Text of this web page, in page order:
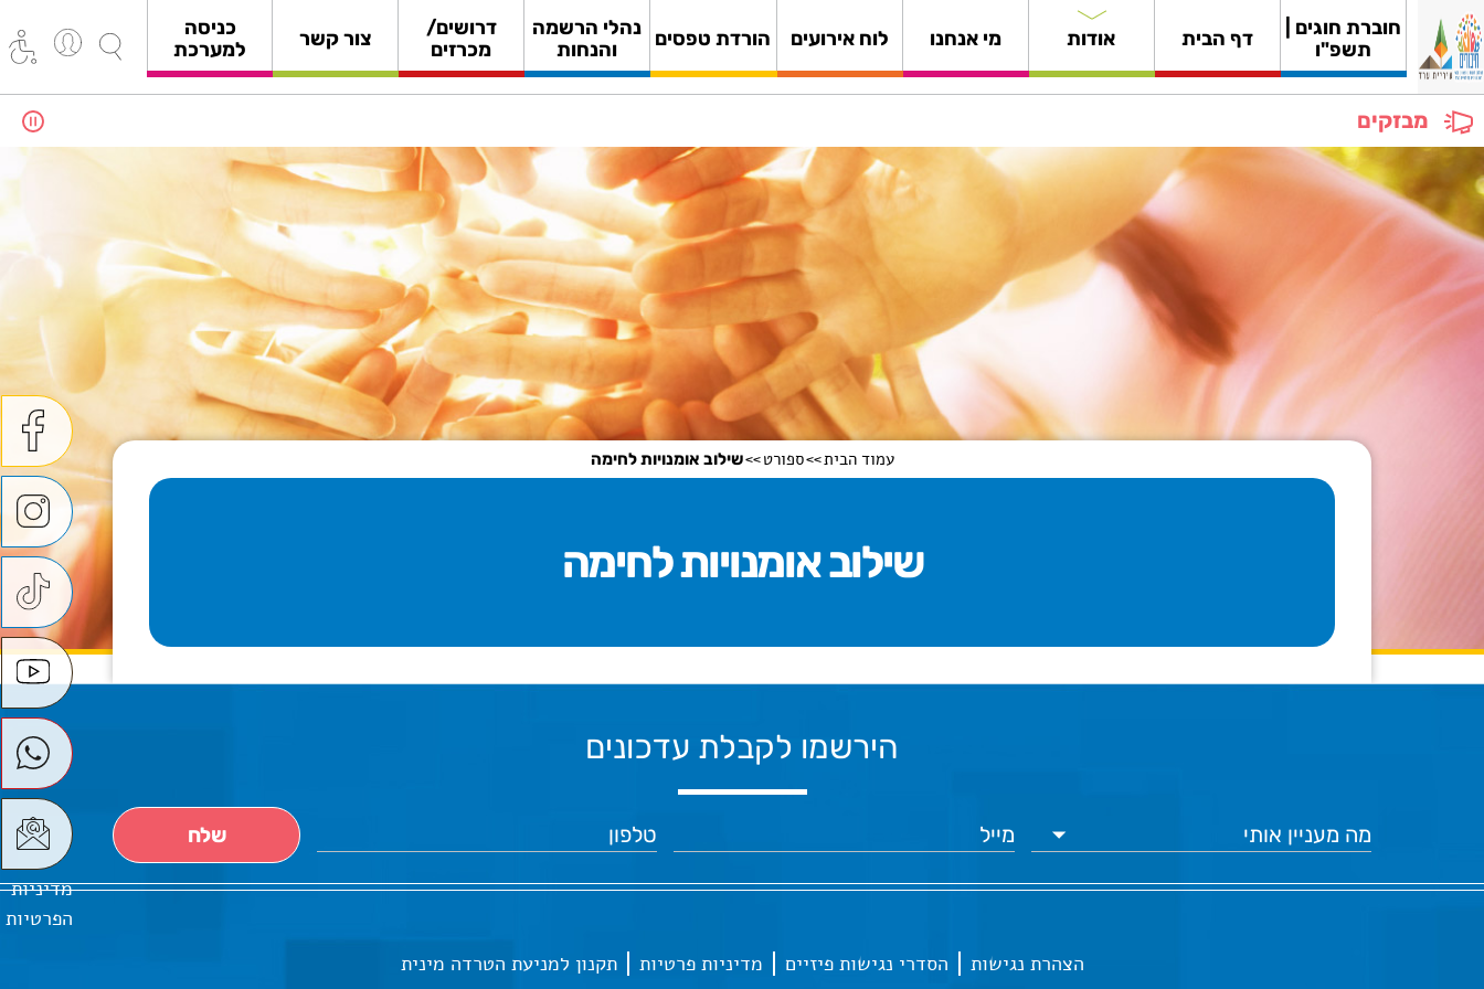
חוברת חוגים |
תשפ"ו
דף הבית אודות מי אנחנו לוח אירועים הורדת טפסים נהלי הרשמה
והנחות
דרושים/
מכרזים
צור קשר
כניסה
למערכת
מבזקים
עמוד הבית ספורט שילוב אומנויות לחימה
שילוב אומנויות לחימה
הירשמו לקבלת עדכונים
הצהרת נגישות הסדרי נגישות פיזיים מדיניות פרטיות תקנון למניעת הטרדה מינית
מדיניות
הפרטיות